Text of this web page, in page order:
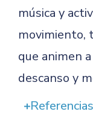
música y
movimiento,
que animen
descanso y
Referencias